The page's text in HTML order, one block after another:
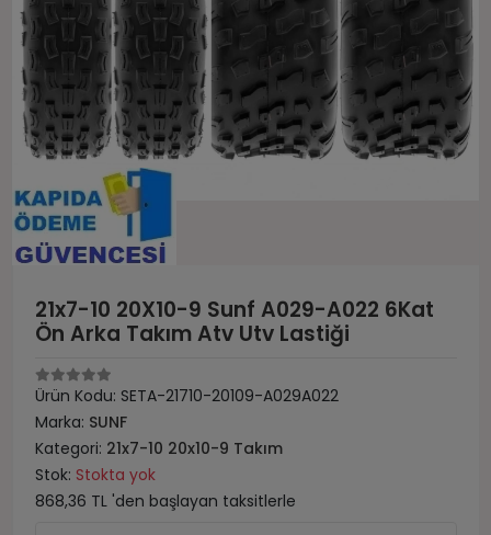
21x7-10 20X10-9 Sunf A029-A022 6Kat
Ön Arka Takım Atv Utv Lastiği
Ürün Kodu: SETA-21710-20109-A029A022
Marka: SUNF
Kategori: 21x7-10 20x10-9 Takım
Stok: Stokta yok
868,36 TL 'den başlayan taksitlerle